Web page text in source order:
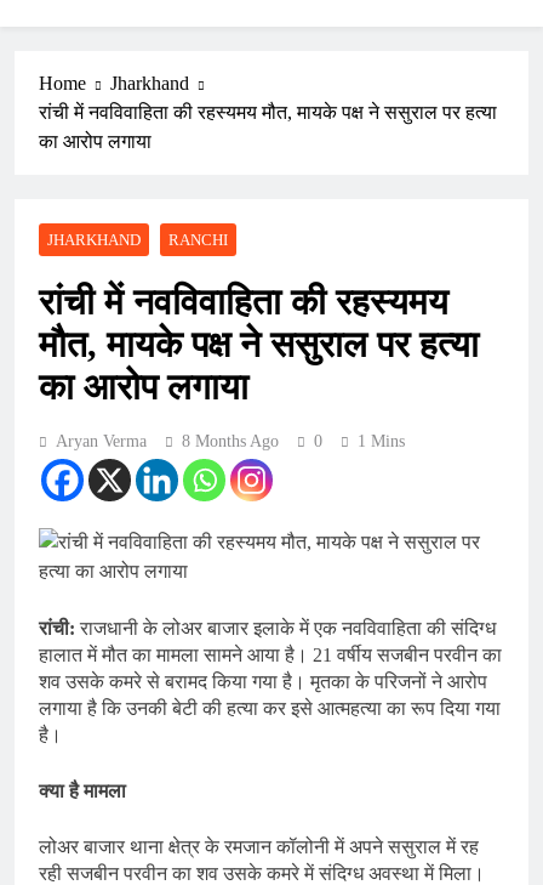
Home
Jharkhand
रांची में नवविवाहिता की रहस्यमय मौत, मायके पक्ष ने ससुराल पर हत्या
का आरोप लगाया
JHARKHAND RANCHI
रांची में नवविवाहिता की रहस्यमय
मौत, मायके पक्ष ने ससुराल पर हत्या
का आरोप लगाया
Aryan Verma 8 Months Ago 0 1 Mins
रांची: राजधानी के लोअर बाजार इलाके में एक नवविवाहिता की संदिग्ध
हालात में मौत का मामला सामने आया है। 21 वर्षीय सजबीन परवीन का
शव उसके कमरे से बरामद किया गया है। मृतका के परिजनों ने आरोप
लगाया है कि उनकी बेटी की हत्या कर इसे आत्महत्या का रूप दिया गया
है।
क्या है मामला
लोअर बाजार थाना क्षेत्र के रमजान कॉलोनी में अपने ससुराल में रह
रही सजबीन परवीन का शव उसके कमरे में संदिग्ध अवस्था में मिला।